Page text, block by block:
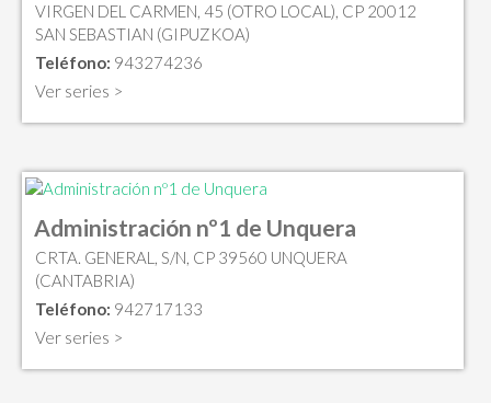
VIRGEN DEL CARMEN, 45 (OTRO LOCAL), CP 20012
SAN SEBASTIAN (GIPUZKOA)
Teléfono: 943274236
Ver series >
Administración nº1 de Unquera
CRTA. GENERAL, S/N, CP 39560 UNQUERA
(CANTABRIA)
Teléfono: 942717133
Ver series >